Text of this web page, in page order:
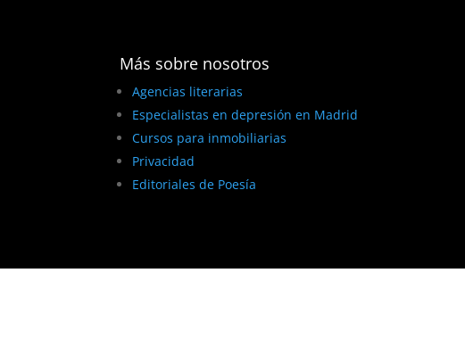
Más sobre nosotros
Agencias literarias
Especialistas en depresión en Madrid
Cursos para inmobiliarias
Privacidad
Editoriales de Poesía